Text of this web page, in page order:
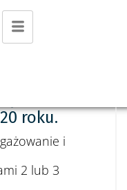
roku.
i
2 lub 3